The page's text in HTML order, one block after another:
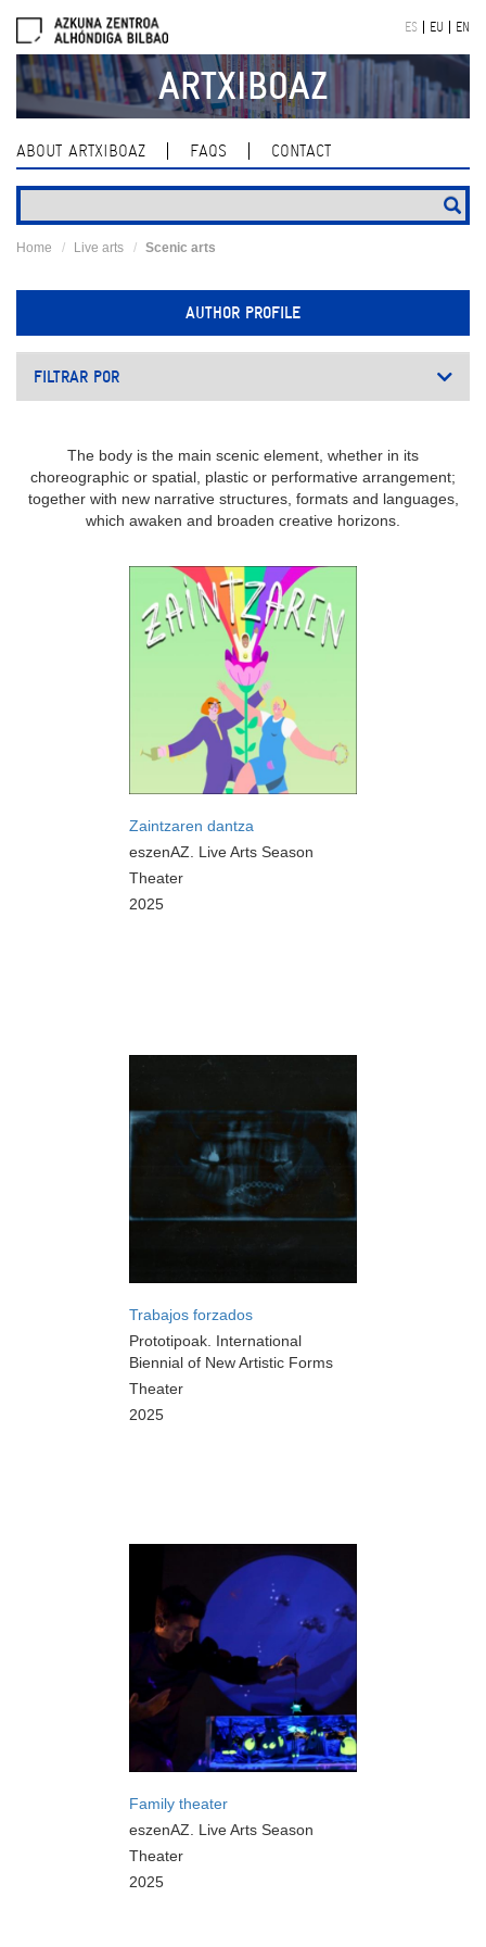
navigation
ES EU EN
ARTXIBOAZ
ABOUT ARTXIBOAZ FAQS CONTACT
Home Live arts Scenic arts
AUTHOR PROFILE
FILTRAR POR
The body is the main scenic element, whether in its
choreographic or spatial, plastic or performative arrangement;
together with new narrative structures, formats and languages,
which awaken and broaden creative horizons.
Zaintzaren dantza
eszenAZ. Live Arts Season
Theater
2025
Trabajos forzados
Prototipoak. International
Biennial of New Artistic Forms
Theater
2025
Family theater
eszenAZ. Live Arts Season
Theater
2025